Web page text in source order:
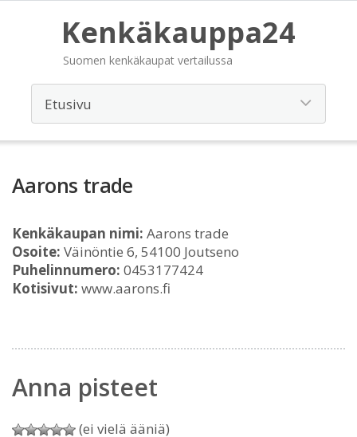
Kenkäkauppa24
Suomen kenkäkaupat vertailussa
Aarons trade
Kenkäkaupan nimi: Aarons trade
Osoite: Väinöntie 6, 54100 Joutseno
Puhelinnumero: 0453177424
Kotisivut: www.aarons.fi
Anna pisteet
(ei vielä ääniä)